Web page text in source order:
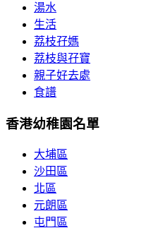
湯水
生活
荔枝孖媽
荔枝與孖寶
親子好去處
食譜
香港幼稚園名單
大埔區
沙田區
北區
元朗區
屯門區